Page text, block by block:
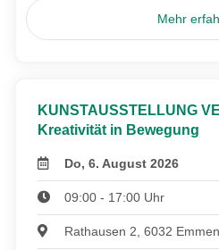
Mehr
KUNSTAUSSTELLUNG
Kreativität in Bewegung
Do, 6. August 2026
09:00 - 17:00 Uhr
Rathausen 2, 6032 Emmen